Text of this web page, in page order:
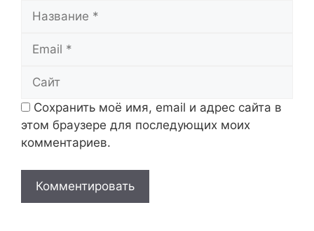
Название
Email
Сайт
Сохранить моё имя, email и адрес сайта в
этом браузере для последующих моих
комментариев.